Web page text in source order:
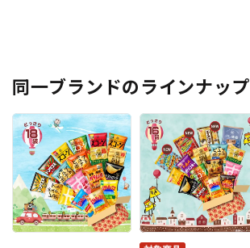
同一ブランドのラインナップ